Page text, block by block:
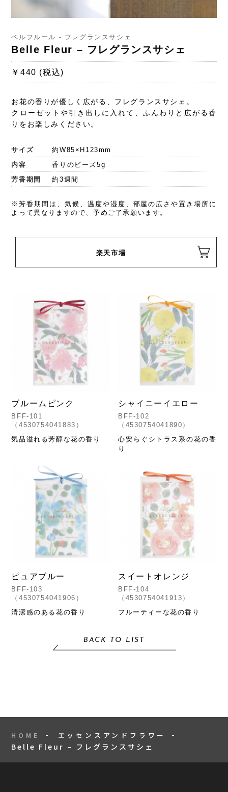
ベルフルール - フレグランスサシェ
Belle Fleur – フレグランスサシェ
￥440 (税込)
お花の香りが優しく広がる、フレグランスサシェ。
クローゼットや引き出しに入れて、ふんわりと広がる香
りをお楽しみください。
サイズ
約W85×H123mm
内容
香りのビーズ5g
芳香期間
約3週間
※芳香期間は、気候、温度や湿度、部屋の広さや置き場所に
よって異なりますので、予めご了承願います。
楽天市場
ブルームピンク
BFF-101
（4530754041883）
気品溢れる芳醇な花の香り
シャイニーイエロー
BFF-102
（4530754041890）
心安らぐシトラス系の花の香
り
ピュアブルー
BFF-103
（4530754041906）
清潔感のある花の香り
スイートオレンジ
BFF-104
（4530754041913）
フルーティーな花の香り
BACK TO LIST
HOME エッセンスアンドフラワー
Belle Fleur – フレグランスサシェ